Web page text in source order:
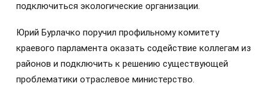
подключиться экологические организации.
Юрий Бурлачко поручил профильному комитету
краевого парламента оказать содействие коллегам из
районов и подключить к решению существующей
проблематики отраслевое министерство.